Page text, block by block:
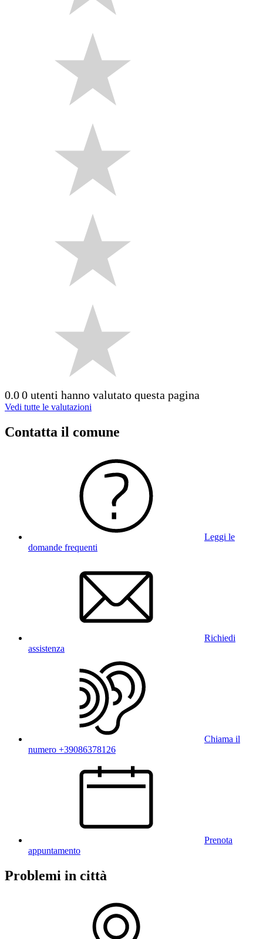
0.00 utenti hanno valutato questa pagina
Vedi tutte le valutazioni
Contatta il comune
Leggi le
domande frequenti
Richiedi
assistenza
Chiama il
numero +39086378126
Prenota
appuntamento
Problemi in città